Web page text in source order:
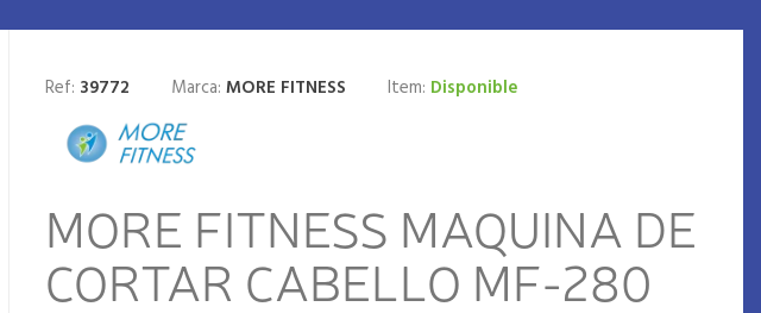
Ref: 39772 Marca:MORE FITNESS Item: Disponible
MORE FITNESS MAQUINA DE
CORTAR CABELLO MF-280